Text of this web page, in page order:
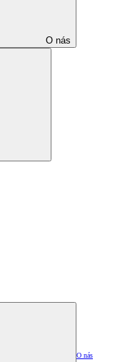
O nás
O nás